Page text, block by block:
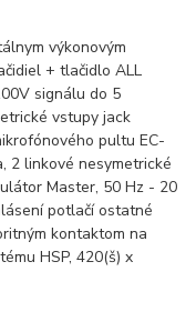
výkonovým
+ tlačidlo ALL
signálu do 5
vstupy jack
pultu EC-
2 linkové nesymetrické
Master, 50 Hz - 20
potlačí ostatné
kontaktom na
HSP, 420(š) x